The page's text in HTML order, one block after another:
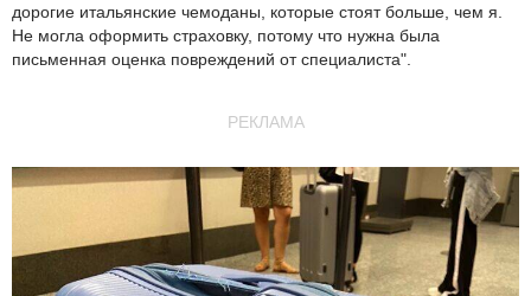
дорогие итальянские чемоданы, которые стоят больше, чем я.
Не могла оформить страховку, потому что нужна была
письменная оценка повреждений от специалиста".
РЕКЛАМА